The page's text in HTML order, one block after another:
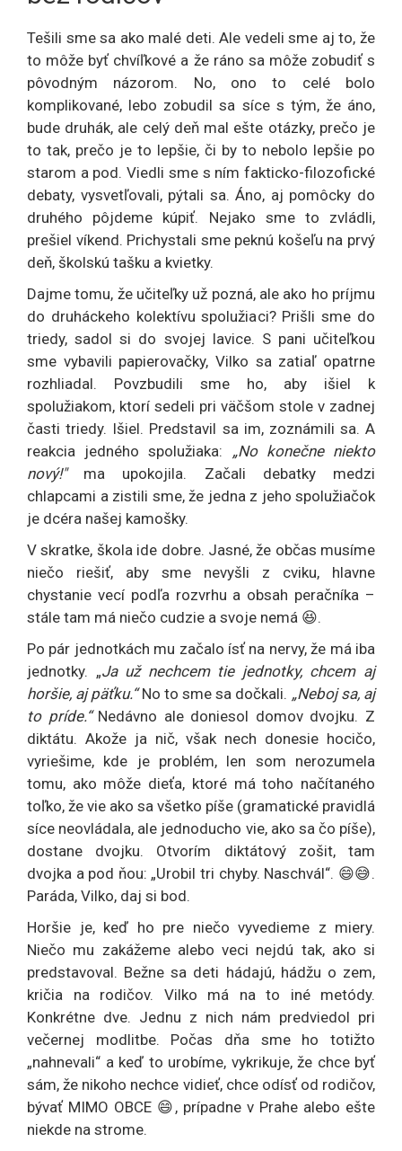
Tešili sme sa ako malé deti. Ale vedeli sme aj to, že
to môže byť chvíľkové a že ráno sa môže zobudiť s
pôvodným názorom. No, ono to celé bolo
komplikované, lebo zobudil sa síce s tým, že áno,
bude druhák, ale celý deň mal ešte otázky, prečo je
to tak, prečo je to lepšie, či by to nebolo lepšie po
starom a pod. Viedli sme s ním fakticko-filozofické
debaty, vysvetľovali, pýtali sa. Áno, aj pomôcky do
druhého pôjdeme kúpiť. Nejako sme to zvládli,
prešiel víkend. Prichystali sme peknú košeľu na prvý
deň, školskú tašku a kvietky.
Dajme tomu, že učiteľky už pozná, ale ako ho príjmu
do druháckeho kolektívu spolužiaci? Prišli sme do
triedy, sadol si do svojej lavice. S pani učiteľkou
sme vybavili papierovačky, Vilko sa zatiaľ opatrne
rozhliadal. Povzbudili sme ho, aby išiel k
spolužiakom, ktorí sedeli pri väčšom stole v zadnej
časti triedy. Išiel. Predstavil sa im, zoznámili sa. A
reakcia jedného spolužiaka: „No konečne niekto
nový!" ma upokojila. Začali debatky medzi
chlapcami a zistili sme, že jedna z jeho spolužiačok
je dcéra našej kamošky.
V skratke, škola ide dobre. Jasné, že občas musíme
niečo riešiť, aby sme nevyšli z cviku, hlavne
chystanie vecí podľa rozvrhu a obsah peračníka –
stále tam má niečo cudzie a svoje nemá 😆.
Po pár jednotkách mu začalo ísť na nervy, že má iba
jednotky. „Ja už nechcem tie jednotky, chcem aj
horšie, aj päťku.“No to sme sa dočkali. „Neboj sa, aj
to príde.“Nedávno ale doniesol domov dvojku. Z
diktátu. Akože ja nič, však nech donesie hocičo,
vyriešime, kde je problém, len som nerozumela
tomu, ako môže dieťa, ktoré má toho načítaného
toľko, že vie ako sa všetko píše (gramatické pravidlá
síce neovládala, ale jednoducho vie, ako sa čo píše),
dostane dvojku. Otvorím diktátový zošit, tam
dvojka a pod ňou: „Urobil tri chyby. Naschvál“. 😄😅.
Paráda, Vilko, daj si bod.
Horšie je, keď ho pre niečo vyvedieme z miery.
Niečo mu zakážeme alebo veci nejdú tak, ako si
predstavoval. Bežne sa deti hádajú, hádžu o zem,
kričia na rodičov. Vilko má na to iné metódy.
Konkrétne dve. Jednu z nich nám predviedol pri
večernej modlitbe. Počas dňa sme ho totižto
„nahnevali“ a keď to urobíme, vykrikuje, že chce byť
sám, že nikoho nechce vidieť, chce odísť od rodičov,
bývať MIMO OBCE 😄, prípadne v Prahe alebo ešte
niekde na strome.